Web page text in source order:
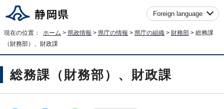
Foreign language
現在の位置： ホーム > 県政情報 > 県庁の情報 > 県庁の組織 > 財務部 > 総務課
（財務部）、財政課
総務課（財務部）、財政課